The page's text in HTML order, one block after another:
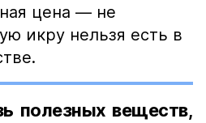
цена — не
икру нельзя есть в
полезных веществ,